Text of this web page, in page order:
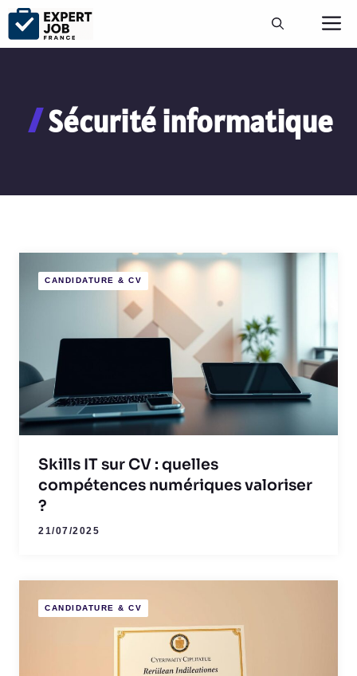
Aller
contenu
Sécurité informatique
CANDIDATURE & CV
Skills IT sur CV : quelles
compétences numériques valoriser
?
21/07/2025
CANDIDATURE & CV